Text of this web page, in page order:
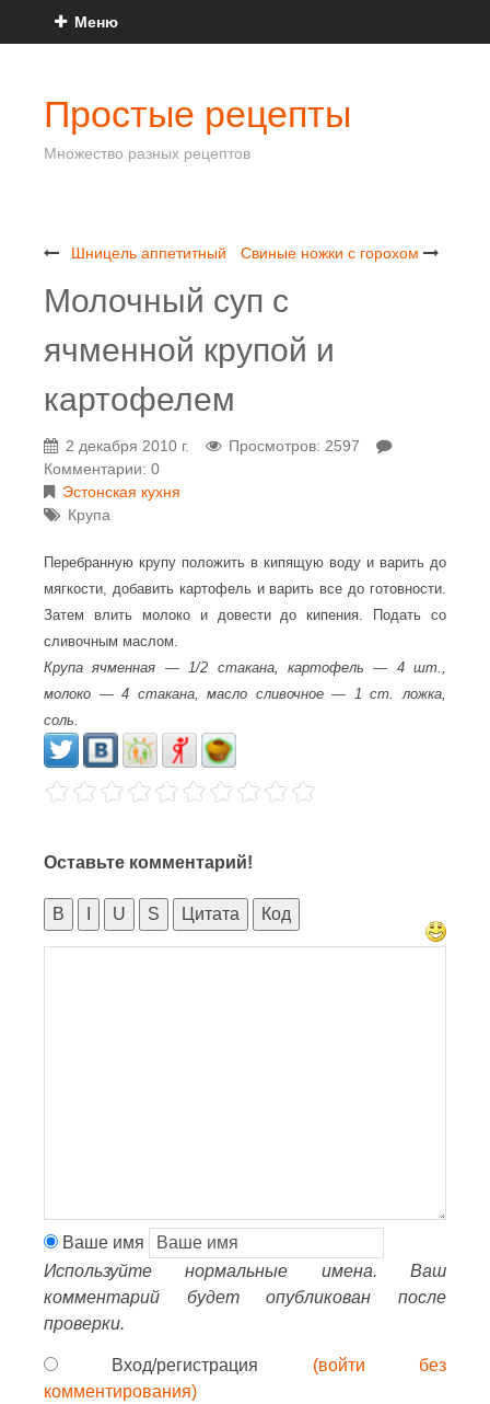
Меню
Простые рецепты
Множество разных рецептов
Шницель аппетитный Свиные ножки с горохом
Молочный суп с
ячменной крупой и
картофелем
2 декабря 2010 г.
Просмотров: 2597
Комментарии: 0
Эстонская кухня
Крупа
Перебранную крупу положить в кипящую воду и варить до
мягкости, добавить картофель и варить все до готовности.
Затем влить молоко и довести до кипения. Подать со
сливочным маслом.
Крупа ячменная — 1/2 стакана, картофель — 4 шт.,
молоко — 4 стакана, масло сливочное — 1 ст. ложка,
соль.
Оставьте комментарий!
B U S Цитата Код
Ваше имя
Используйте нормальные имена. Ваш
комментарий будет опубликован после
проверки.
Вход/регистрация (войти без
комментирования)